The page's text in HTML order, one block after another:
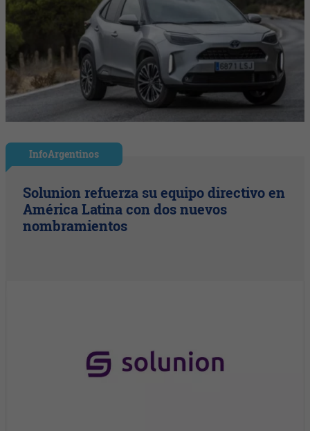
InfoArgentinos
Solunion refuerza su equipo directivo en
América Latina con dos nuevos
nombramientos